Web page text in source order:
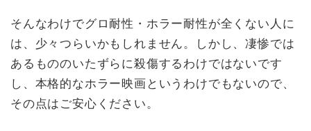
そんなわけでグロ耐性・ホラー耐性が全くない人に
は、少々つらいかもしれません。しかし、凄惨では
あるもののいたずらに殺傷するわけではないです
し、本格的なホラー映画というわけでもないので、
その点はご安心ください。